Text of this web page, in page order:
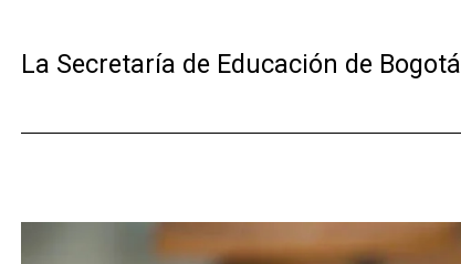
La Secretaría de Educación de